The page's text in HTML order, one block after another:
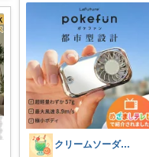
クリームソーダ♫昭和平成レトロ好き母